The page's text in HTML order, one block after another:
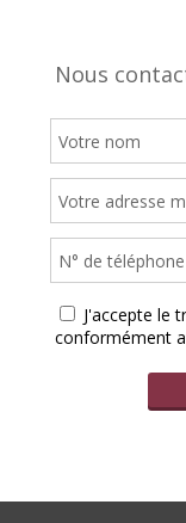
Nous
J'accepte le
conformément